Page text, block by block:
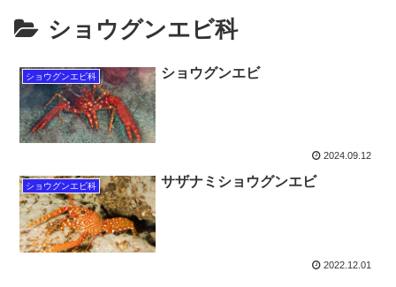
ショウグンエビ科
ショウグンエビ科 ショウグンエビ
2024.09.12
ショウグンエビ科 サザナミショウグンエビ
2022.12.01